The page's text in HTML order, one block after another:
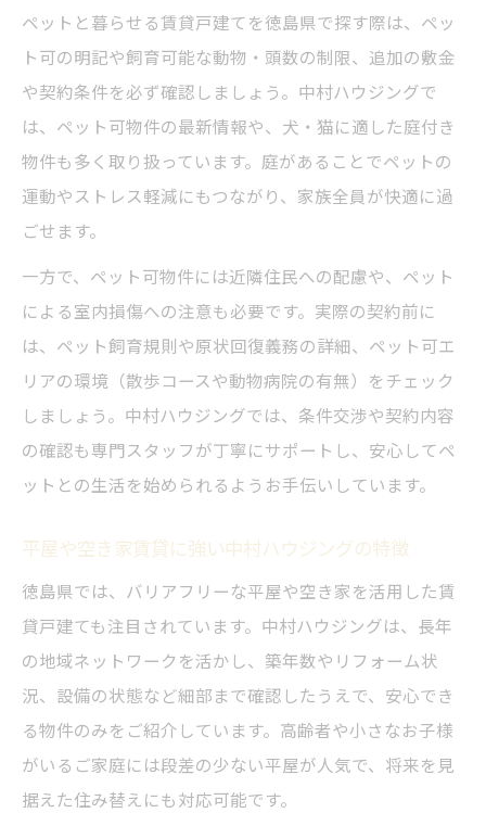
ペットや家族全員でゆったり過ごす方法
庭付き一軒家の生活メリットを徹底解説
徳島の賃貸で叶える理想の庭付き生活
徳島県の賃貸戸建て最新事情と選び方
ト
ペット可賃貸や平屋物件の最新トレンド紹
介
徳島の一軒家賃貸で失敗しない物件選択法
ペットと暮らせる賃貸戸建てを徳島県で探す際は、ペッ
ト可の明記や飼育可能な動物・頭数の制限、追加の敷金
や契約条件を必ず確認しましょう。中村ハウジングで
は、ペット可物件の最新情報や、犬・猫に適した庭付き
物件も多く取り扱っています。庭があることでペットの
運動やストレス軽減にもつながり、家族全員が快適に過
ごせます。
一方で、ペット可物件には近隣住民への配慮や、ペット
による室内損傷への注意も必要です。実際の契約前に
は、ペット飼育規則や原状回復義務の詳細、ペット可エ
リアの環境（散歩コースや動物病院の有無）をチェック
しましょう。中村ハウジングでは、条件交渉や契約内容
の確認も専門スタッフが丁寧にサポートし、安心してペ
ットとの生活を始められるようお手伝いしています。
平屋や空き家賃貸に強い中村ハウジングの特徴
徳島県では、バリアフリーな平屋や空き家を活用した賃
貸戸建ても注目されています。中村ハウジングは、長年
の地域ネットワークを活かし、築年数やリフォーム状
況、設備の状態など細部まで確認したうえで、安心でき
る物件のみをご紹介しています。高齢者や小さなお子様
がいるご家庭には段差の少ない平屋が人気で、将来を見
据えた住み替えにも対応可能です。